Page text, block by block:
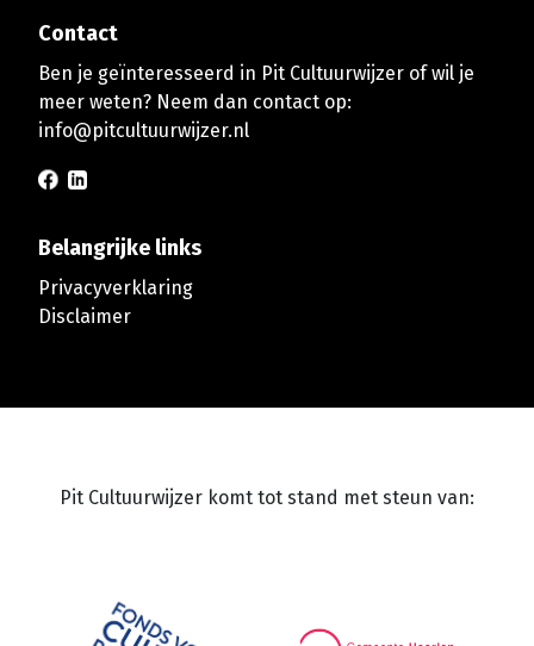
Contact
Ben je geïnteresseerd in Pit Cultuurwijzer of wil je
meer weten? Neem dan contact op:
info@pitcultuurwijzer.nl
Belangrijke links
Privacyverklaring
Disclaimer
Pit Cultuurwijzer komt tot stand met steun van: